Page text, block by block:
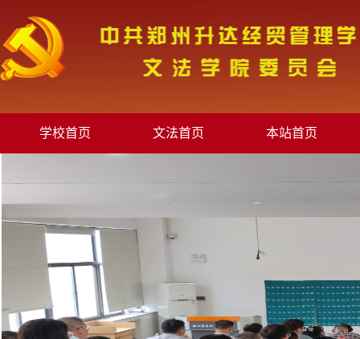
学校首页 文法首页 本站首页